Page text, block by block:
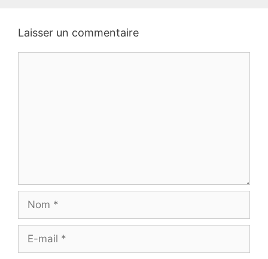
Laisser un commentaire
Nom